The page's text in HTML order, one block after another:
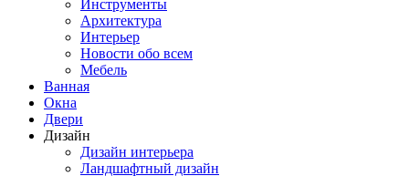
Инструменты
Архитектура
Интерьер
Новости обо всем
Мебель
Ванная
Окна
Двери
Дизайн
Дизайн интерьера
Ландшафтный дизайн